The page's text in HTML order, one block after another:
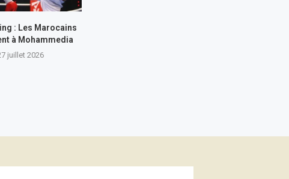
: Les Marocains
à Mohammedia
juillet 2026